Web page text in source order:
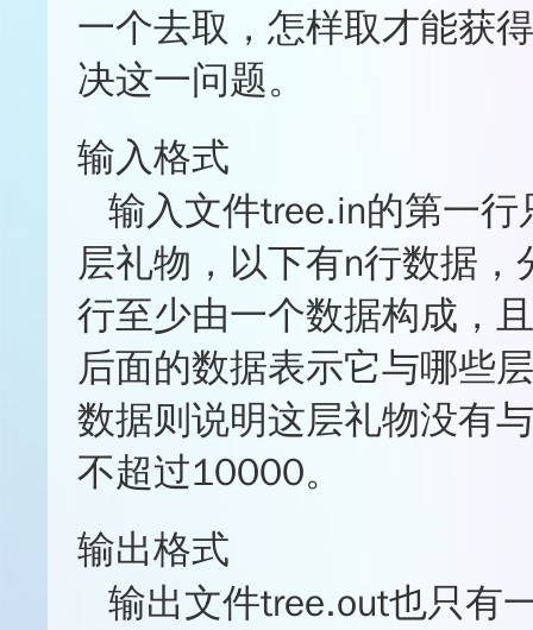
一个去取，怎样取才能获
决这一问题。
输入格式
输入文件tree.in的第一
层礼物，以下有n行数据
行至少由一个数据构成，
后面的数据表示它与哪些
数据则说明这层礼物没有
不超过10000。
输出格式
输出文件tree.out也只有